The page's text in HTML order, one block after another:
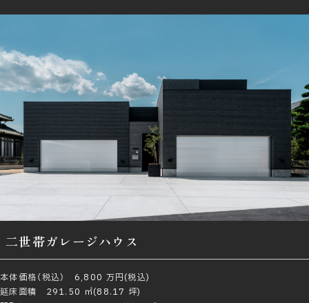
二世帯ガレージハウス
本体価格（税込） 6,800 万円(税込)
延床面積 291.50 ㎡(88.17 坪)